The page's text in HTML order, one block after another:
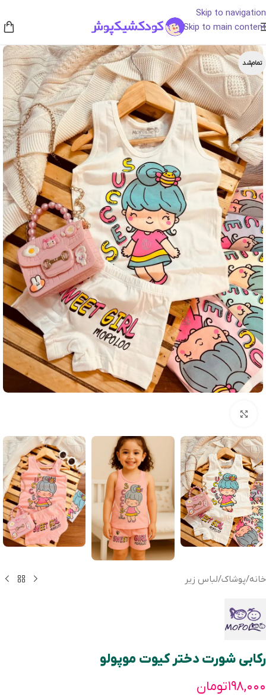
Skip to navigation
Skip to main content
تمام‌شد
خانه/پوشاک/لباس زیر
رکابی شورت دختر کیوت موپولو
۱۹۸,۰۰۰تومان